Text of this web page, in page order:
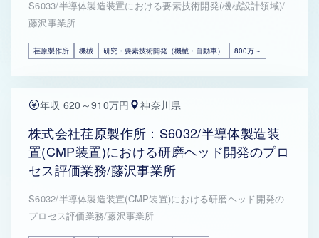
S6033/半導体製造装置における要素技術開発(機械設計領域)/
藤沢事業所
荏原製作所 機械 研究・要素技術開発（機械・自動車） 800万～
年収 620～910万円 神奈川県
株式会社荏原製作所：S6032/半導体製造装
置(CMP装置)における研磨ヘッド開発のプロ
セス評価業務/藤沢事業所
S6032/半導体製造装置(CMP装置)における研磨ヘッド開発の
プロセス評価業務/藤沢事業所